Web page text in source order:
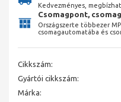
Kedvezményes,
Csomagpont,
Országszerte többezer
csomagautomatába és
Cikkszám:
Gyártói cikkszám:
Márka: